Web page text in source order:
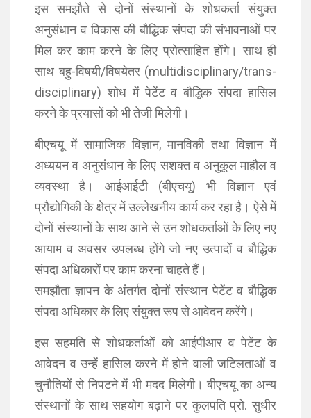
इस समझौते से दोनों संस्थानों के शोधकर्ता संयुक्त
अनुसंधान व विकास की बौद्धिक संपदा की संभावनाओं पर
मिल कर काम करने के लिए प्रोत्साहित होंगे। साथ ही
साथ बहु-विषयी/विषयेतर (multidisciplinary/trans-
disciplinary) शोध में पेटेंट व बौद्धिक संपदा हासिल
करने के प्रयासों को भी तेजी मिलेगी।
बीएचयू में सामाजिक विज्ञान, मानविकी तथा विज्ञान में
अध्ययन व अनुसंधान के लिए सशक्त व अनुकूल माहौल व
व्यवस्था है। आईआईटी (बीएचयू) भी विज्ञान एवं
प्रौद्योगिकी के क्षेत्र में उल्लेखनीय कार्य कर रहा है। ऐसे में
दोनों संस्थानों के साथ आने से उन शोधकर्ताओं के लिए नए
आयाम व अवसर उपलब्ध होंगे जो नए उत्पादों व बौद्धिक
संपदा अधिकारों पर काम करना चाहते हैं।
समझौता ज्ञापन के अंतर्गत दोनों संस्थान पेटेंट व बौद्धिक
संपदा अधिकार के लिए संयुक्त रूप से आवेदन करेंगे।
इस सहमति से शोधकर्ताओं को आईपीआर व पेटेंट के
आवेदन व उन्हें हासिल करने में होने वाली जटिलताओं व
चुनौतियों से निपटने में भी मदद मिलेगी। बीएचयू का अन्य
संस्थानों के साथ सहयोग बढ़ाने पर कुलपति प्रो. सुधीर